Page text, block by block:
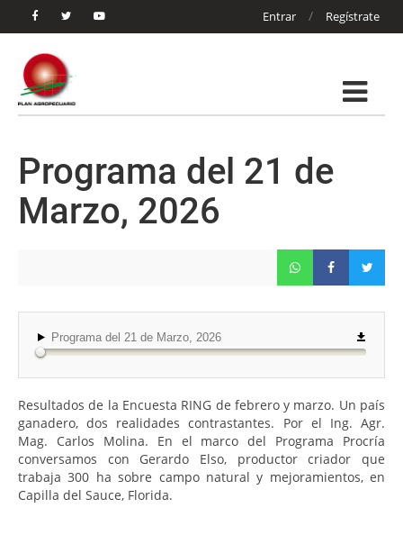
Entrar / Regístrate
Programa del 21 de
Marzo, 2026
Programa del 21 de Marzo, 2026
Resultados de la Encuesta RING de febrero y marzo. Un país
ganadero, dos realidades contrastantes. Por el Ing. Agr.
Mag. Carlos Molina. En el marco del Programa Procría
conversamos con Gerardo Elso, productor criador que
trabaja 300 ha sobre campo natural y mejoramientos, en
Capilla del Sauce, Florida.